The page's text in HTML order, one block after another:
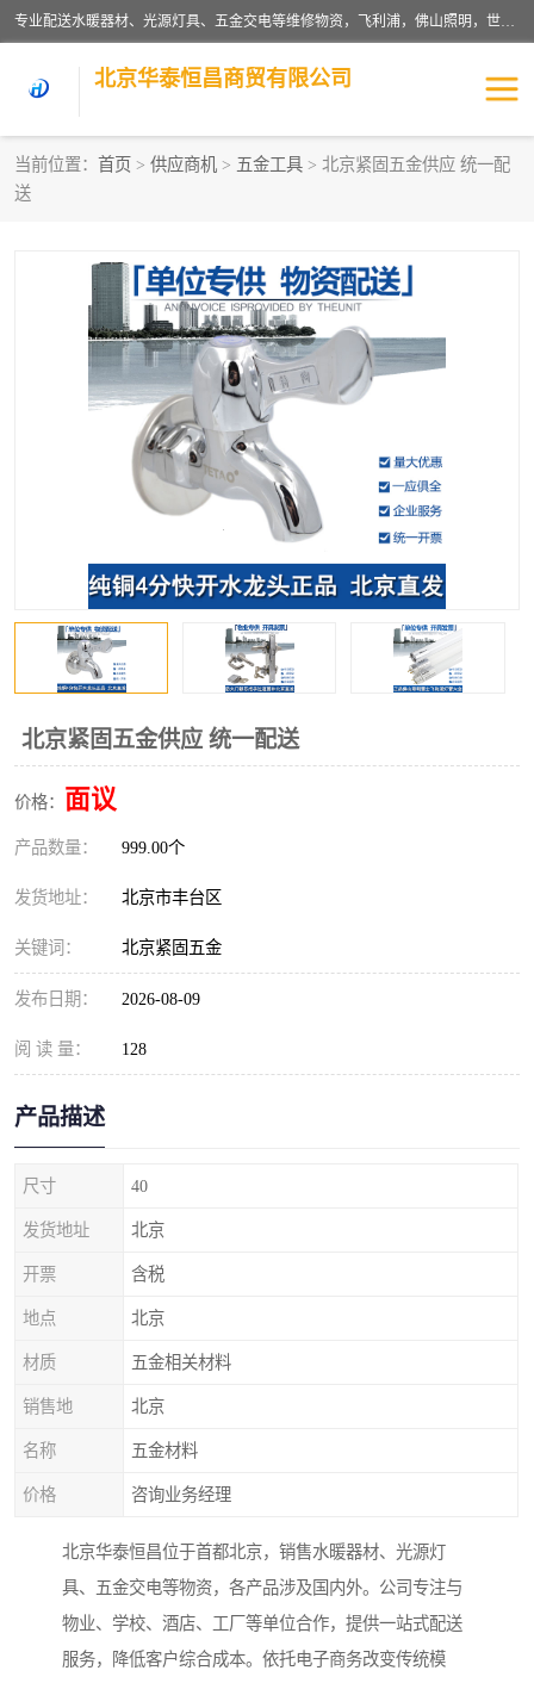
专业配送水暖器材、光源灯具、五金交电等维修物资，飞利浦，佛山照明，世达，博世，九牧，特陶等各产品涉及国内外知名品牌。公司专注与物业、学校、酒店、工厂等单位合作，提供一站式配送服务，降低客户综合成本。依托电子商务改变传统模式，以专业的团队为客户提供24H物资配送到达，货到月结、统一开票，便捷退换等服务，提高了企业的运营效率。
北京华泰恒昌商贸有限公司
当前位置： 首页 > 供应商机 > 五金工具 > 北京紧固五金供应 统一配
送
北京紧固五金供应 统一配送
价格： 面议
产品数量： 999.00个
发货地址： 北京市丰台区
关键词： 北京紧固五金
发布日期： 2026-08-09
阅 读 量： 128
产品描述
尺寸 40
发货地址 北京
开票 含税
地点 北京
材质 五金相关材料
销售地 北京
名称 五金材料
价格 咨询业务经理
北京华泰恒昌位于首都北京，销售水暖器材、光源灯
具、五金交电等物资，各产品涉及国内外。公司专注与
物业、学校、酒店、工厂等单位合作，提供一站式配送
服务，降低客户综合成本。依托电子商务改变传统模
五金工具 涂料辅材